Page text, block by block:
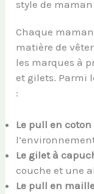
style de maman
Chaque
matière de
les marques à
et gilets. Parmi
:
Le pull en coton
Le gilet à
couche et une
Le pull en